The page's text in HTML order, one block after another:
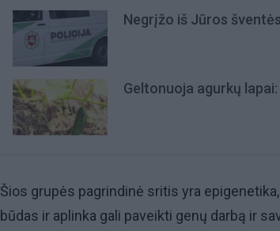
Negrįžo iš Jūros
Geltonuoja agurkų
Šios grupės pagrindinė sritis yra
būdas ir aplinka gali paveikti genų darbą ir